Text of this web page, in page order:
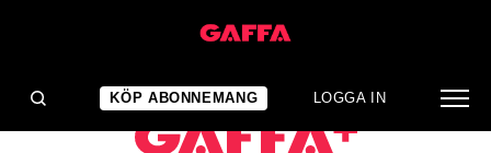
KÖP ABONNEMANG LOGGA IN